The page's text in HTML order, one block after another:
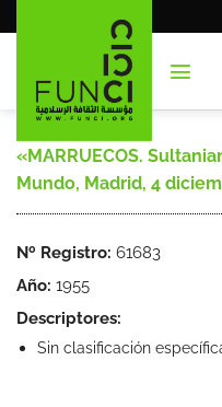
al
«MARRUECOS.
Mundo, Madrid, 4
Nº Registro: 61683
Año: 1955
Descriptores:
Sin clasificación